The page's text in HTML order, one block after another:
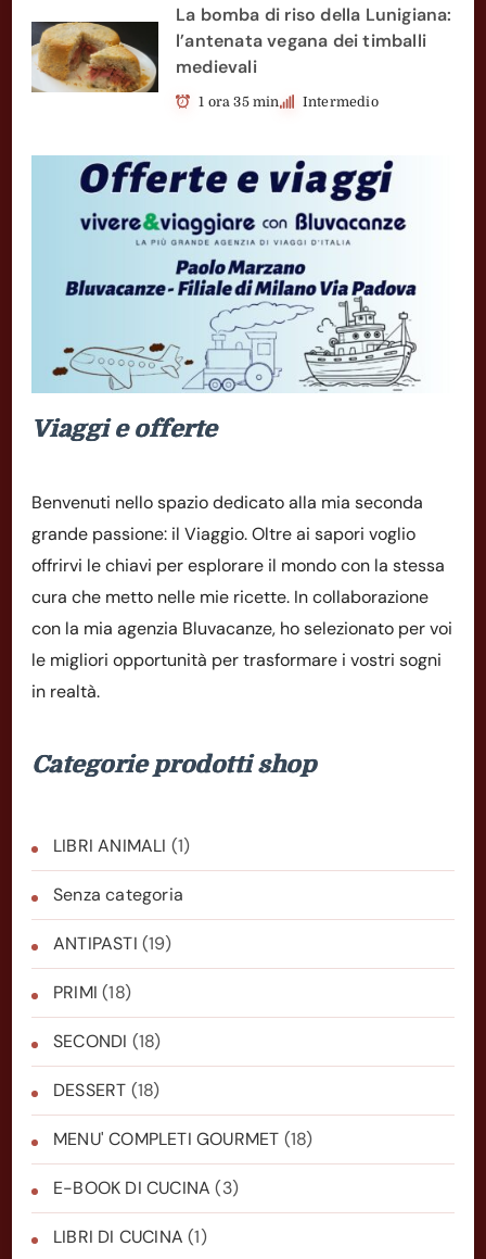
La bomba di riso della Lunigiana:
l’antenata vegana dei timballi
medievali
1 ora 35 min Intermedio
Viaggi e offerte
Benvenuti nello spazio dedicato alla mia seconda
grande passione: il Viaggio. Oltre ai sapori voglio
offrirvi le chiavi per esplorare il mondo con la stessa
cura che metto nelle mie ricette. In collaborazione
con la mia agenzia Bluvacanze, ho selezionato per voi
le migliori opportunità per trasformare i vostri sogni
in realtà.
Categorie prodotti shop
LIBRI ANIMALI (1)
Senza categoria
ANTIPASTI (19)
PRIMI (18)
SECONDI (18)
DESSERT (18)
MENU' COMPLETI GOURMET (18)
E-BOOK DI CUCINA (3)
LIBRI DI CUCINA (1)